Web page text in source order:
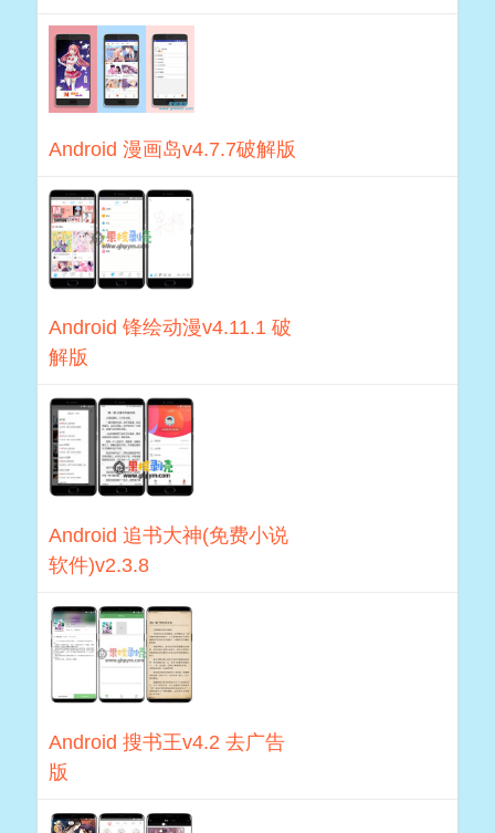
Android 漫画岛v4.7.7破解版
Android 锋绘动漫v4.11.1 破
解版
Android 追书大神(免费小说
软件)v2.3.8
Android 搜书王v4.2 去广告
版